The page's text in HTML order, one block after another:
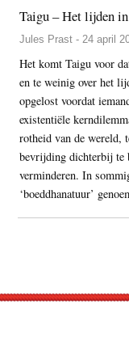
Taigu – Het lijden
Jules Prast - 24 april
Het komt Taigu voor
en te weinig over het
opgelost voordat
existentiële
rotheid van de wereld,
bevrijding dichterbij te
verminderen. In
‘boeddhanatuur’